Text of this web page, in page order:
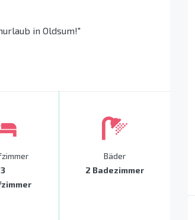
in Oldsum!"
3
Bäder
2 Badezimmer